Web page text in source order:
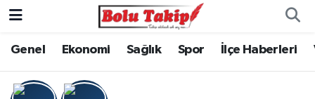
Genel Ekonomi Sağlık Spor İlçe Haberleri